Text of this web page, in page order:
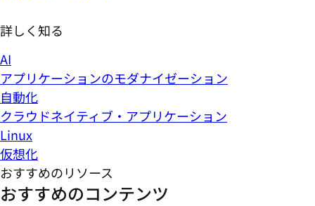
詳しく知る
AI
アプリケーションのモダナイゼーション
自動化
クラウドネイティブ・アプリケーション
Linux
仮想化
おすすめのリソース
おすすめのコンテンツ